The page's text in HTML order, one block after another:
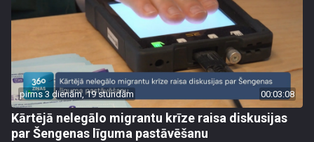
pirms 3 dienām, 19 stundām 00:03:08
Kārtējā nelegālo migrantu krīze raisa diskusijas
par Šengenas līguma pastāvēšanu